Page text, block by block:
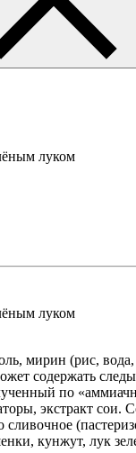
луком
луком
мирин (рис,
содержать
по
экстракт
кунжут, лук